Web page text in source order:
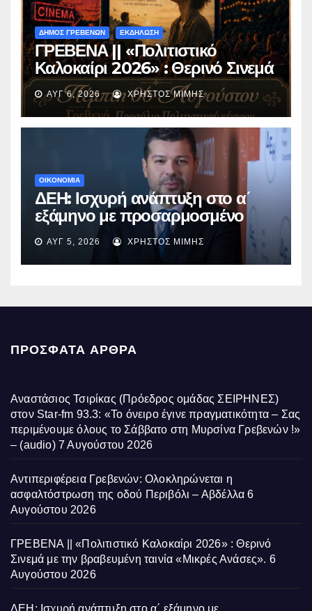
ΔΗΜΟΣ ΓΡΕΒΕΝΩΝ ΕΚΔΗΛΩΣΗ
ΓΡΕΒΕΝΑ || «Πολιτιστικό
Καλοκαίρι 2026» : Θερινό Σινεμά
με την βραβευμένη ταινία
«Μικρές Ανάσες».
ΑΥΓ 6, 2026 ΧΡΉΣΤΟΣ ΜΊΜΗΣ
ΟΙΚΟΝΟΜΙΑ
ΔΕΗ: Ισχυρή ανάπτυξη στο α΄
εξάμηνο με προσαρμοσμένο
EBITDA στα €1,2 δισ.
ΑΥΓ 5, 2026 ΧΡΉΣΤΟΣ ΜΊΜΗΣ
ΠΡΌΣΦΑΤΑ ΆΡΘΡΑ
Αναστάσιος Τσιρίκας (Πρόεδρος ομάδας ΣΕΙΡΗΝΕΣ)
στον Star-fm 93.3: «Το όνειρο έγινε πραγματικότητα – Σας
περιμένουμε όλους το Σάββατο στη Μυρσίνα Γρεβενών !»
– (audio) 7 Αυγούστου 2026
Αντιπεριφέρεια Γρεβενών: Ολοκληρώνεται η
ασφαλτόστρωση της οδού Περιβόλι – Αβδέλλα 6
Αυγούστου 2026
ΓΡΕΒΕΝΑ || «Πολιτιστικό Καλοκαίρι 2026» : Θερινό
Σινεμά με την βραβευμένη ταινία «Μικρές Ανάσες». 6
Αυγούστου 2026
ΔΕΗ: Ισχυρή ανάπτυξη στο α΄ εξάμηνο με